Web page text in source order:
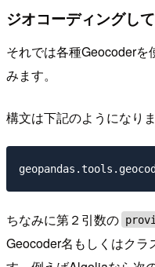
ジオコーディングし
それでは各種Geocoderを
みます。
構文は下記のようになりま
ちなみに第２引数の
Geocoder名もしくはク